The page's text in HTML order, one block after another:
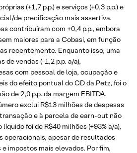
(+1,7 p.p.) e serviços (+0,3 p.p.) e
de precificação mais assertiva.
contribuíram com +0,4 p.p., embora
maiores para a Cobasi, em função
recentemente. Enquanto isso, uma
de vendas (-1,2 p.p. a/a),
com pessoal de loja, ocupação e
do efeito pontual do CD da Petz, foi o
de 2,0 p.p. da margem EBITDA.
exclui R$13 milhões de despesas
e à parcela de earn-out não
foi de R$40 milhões (+93% a/a),
operacionais, apesar de resultados
impostos mais elevados. Por fim,